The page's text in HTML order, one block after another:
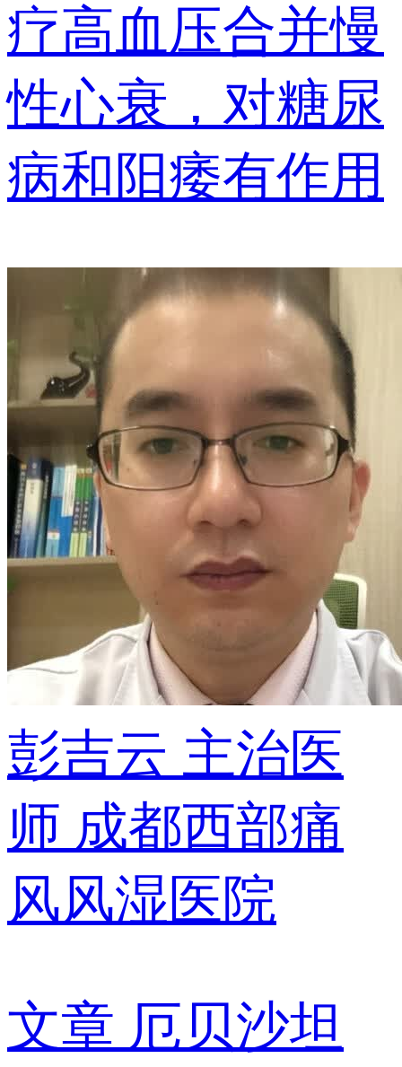
疗高血压合并慢
性心衰，对糖尿
病和阳痿有作用
彭吉云 主治医
师 成都西部痛
风风湿医院
文章 厄贝沙坦